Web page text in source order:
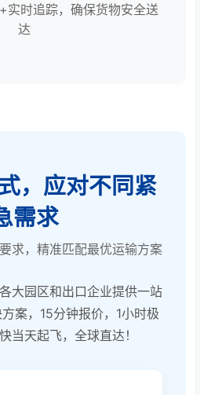
实时追踪，确保货物安全送
达
，应对不同紧
需求
求，精准匹配最优运输方案
大园区和出口企业提供一站
案，15分钟报价，1小时极
当天起飞，全球直达！